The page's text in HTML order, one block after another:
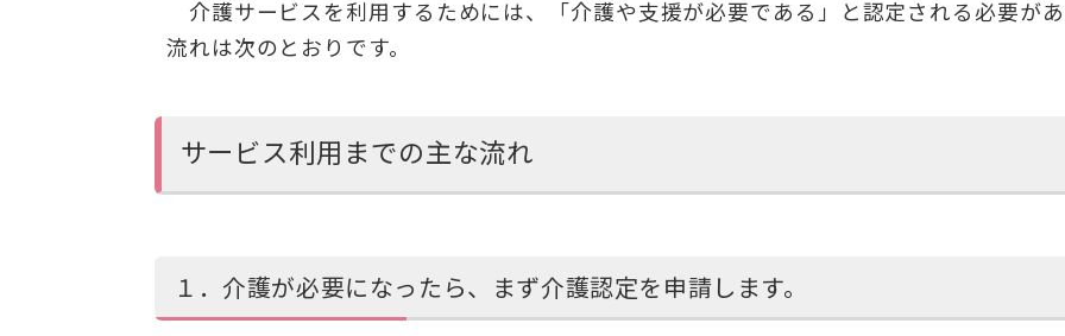
介護サービスを利用するためには、「介護や支援が必要である」と認定される必要が
流れは次のとおりです。
サービス利用までの主な流れ
１．介護が必要になったら、まず介護認定を申請します。